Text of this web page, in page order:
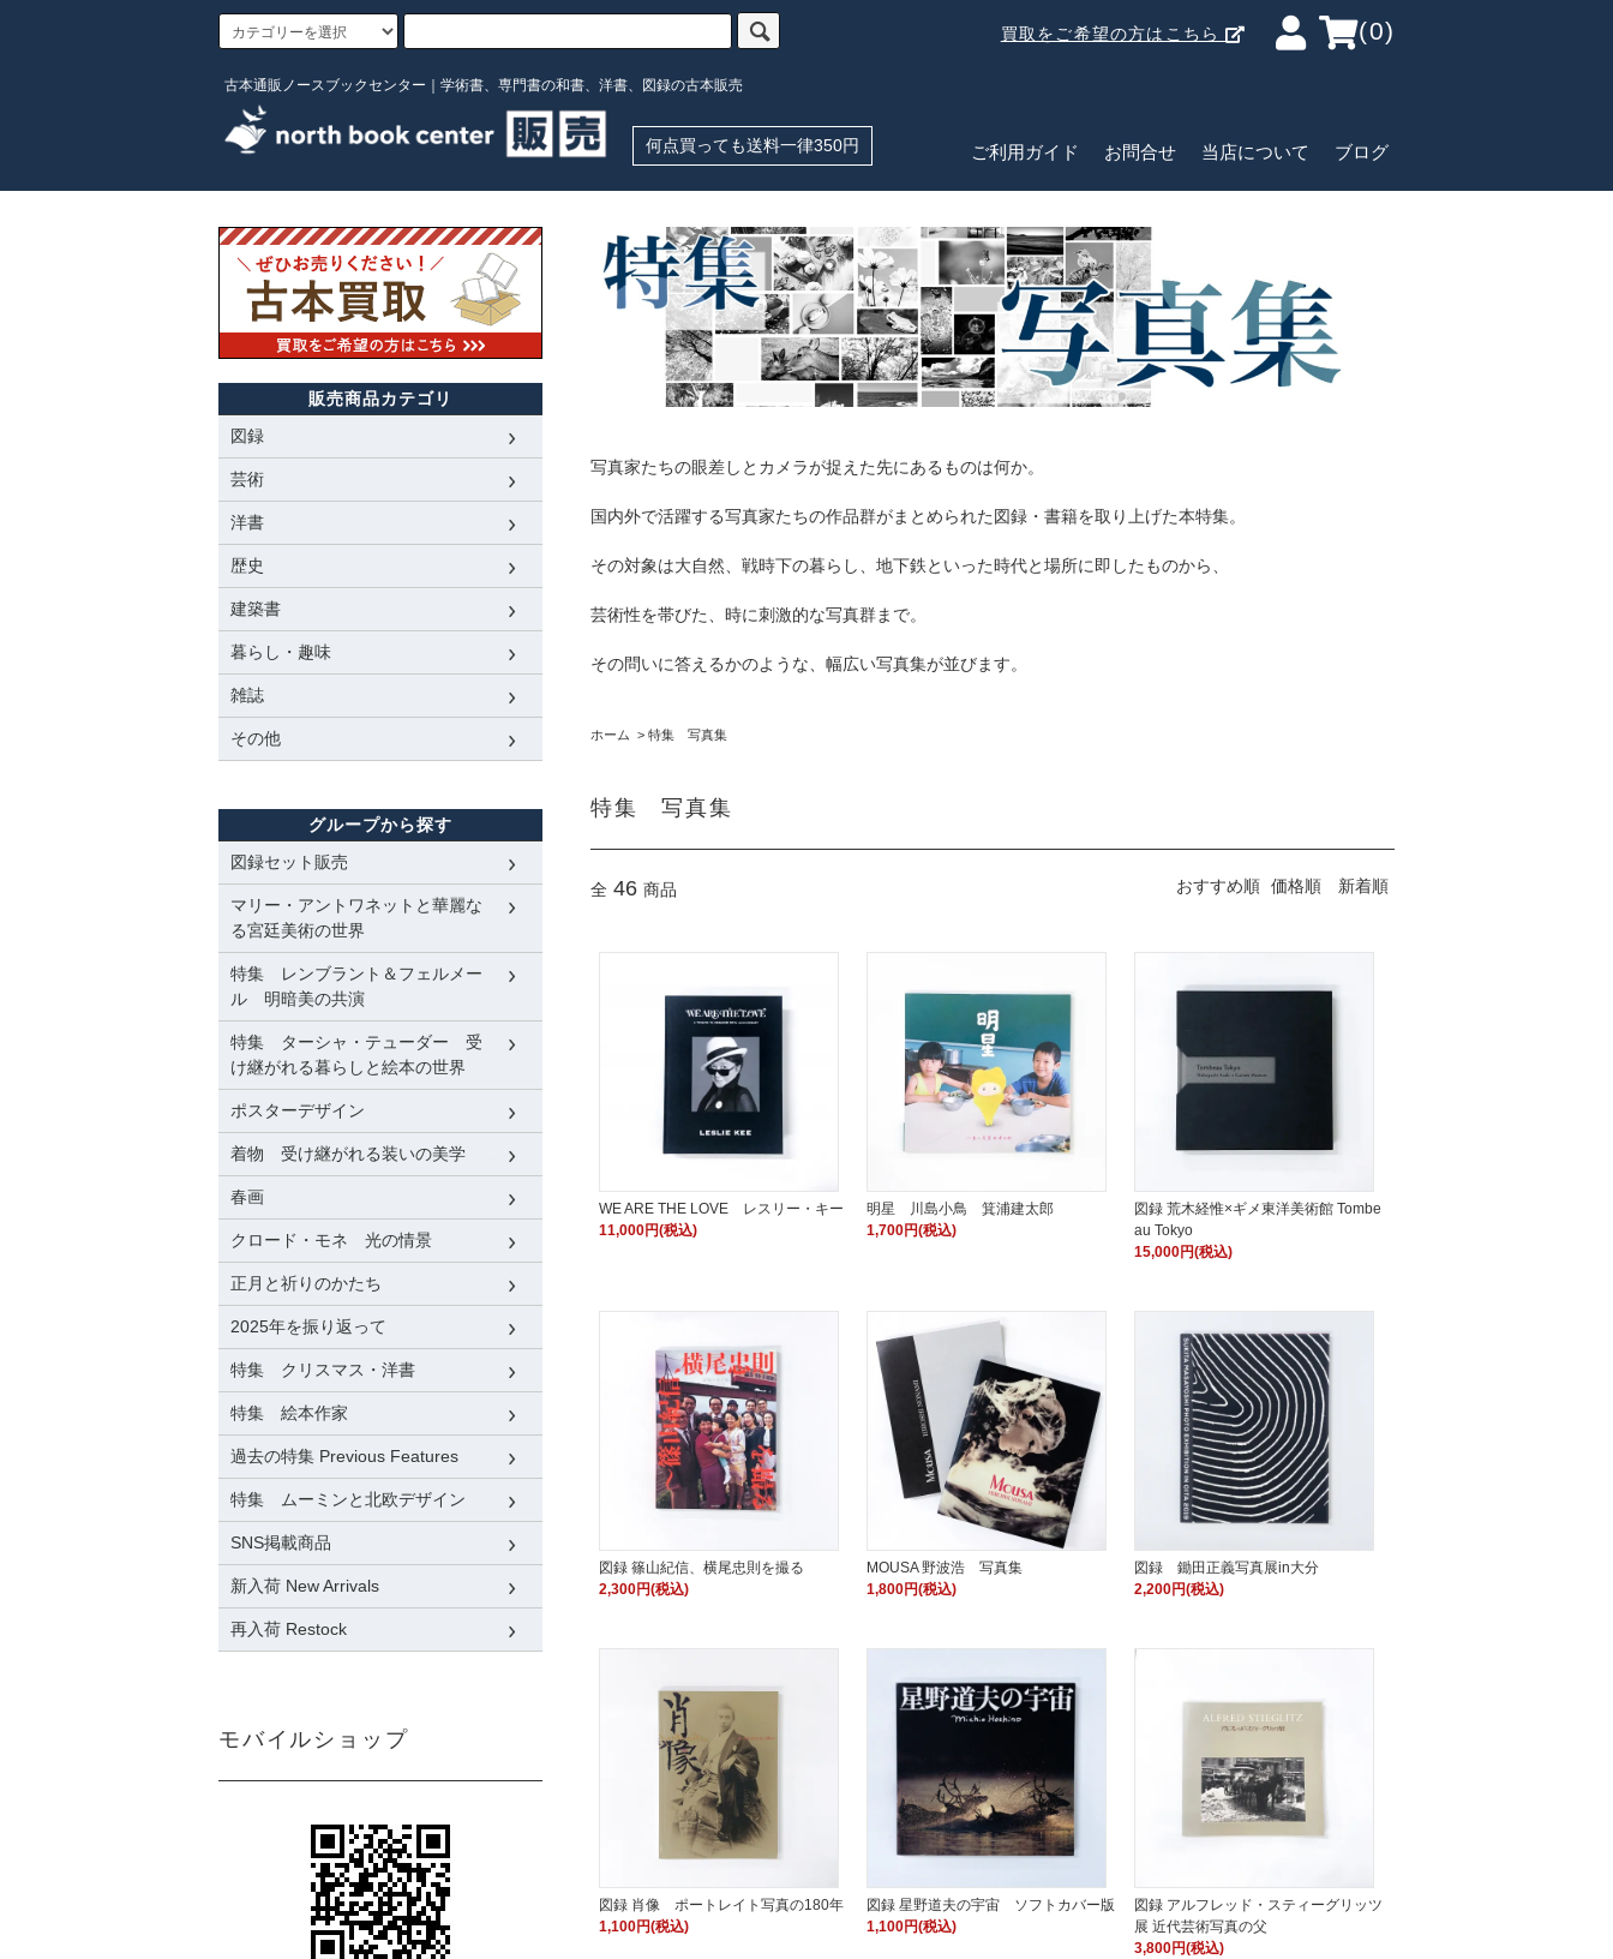
買取をご希望の方はこちら (0)
古本通販ノースブックセンター｜学術書、専門書の和書、洋書、図録の古本販売
何点買っても送料一律350円 ご利用ガイド お問合せ 当店について ブログ
写真家たちの眼差しとカメラが捉えた先にあるものは何か。
国内外で活躍する写真家たちの作品群がまとめられた図録・書籍を取り上げた本特集。
その対象は大自然、戦時下の暮らし、地下鉄といった時代と場所に即したものから、
芸術性を帯びた、時に刺激的な写真群まで。
その問いに答えるかのような、幅広い写真集が並びます。
ホーム > 特集 写真集
特集 写真集
全 46 商品 おすすめ順 価格順 新着順
WE ARE THE LOVE レスリー・キー
11,000円(税込)
明星 川島小鳥 箕浦建太郎
1,700円(税込)
図録 荒木経惟×ギメ東洋美術館 Tombe
au Tokyo
15,000円(税込)
図録 篠山紀信、横尾忠則を撮る
2,300円(税込)
MOUSA 野波浩 写真集
1,800円(税込)
図録 鋤田正義写真展in大分
2,200円(税込)
図録 肖像 ポートレイト写真の180年
1,100円(税込)
図録 星野道夫の宇宙 ソフトカバー版
1,100円(税込)
図録 アルフレッド・スティーグリッツ
展 近代芸術写真の父
3,800円(税込)
販売商品カテゴリ
図録
芸術
洋書
歴史
建築書
暮らし・趣味
雑誌
その他
グループから探す
図録セット販売
マリー・アントワネットと華麗な
る宮廷美術の世界
特集 レンブラント＆フェルメー
ル 明暗美の共演
特集 ターシャ・テューダー 受
け継がれる暮らしと絵本の世界
ポスターデザイン
着物 受け継がれる装いの美学
春画
クロード・モネ 光の情景
正月と祈りのかたち
2025年を振り返って
特集 クリスマス・洋書
特集 絵本作家
過去の特集 Previous Features
特集 ムーミンと北欧デザイン
SNS掲載商品
新入荷 New Arrivals
再入荷 Restock
モバイルショップ